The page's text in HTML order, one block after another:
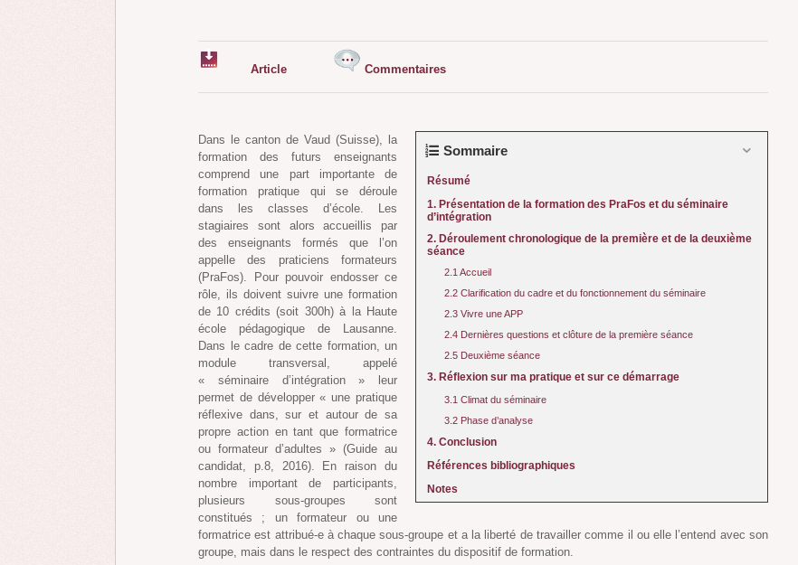
Article Commentaires
Sommaire
Résumé
1. Présentation de la formation des PraFos et du séminaire
d’intégration
2. Déroulement chronologique de la première et de la deuxième
séance
2.1 Accueil
2.2 Clarification du cadre et du fonctionnement du séminaire
2.3 Vivre une APP
2.4 Dernières questions et clôture de la première séance
2.5 Deuxième séance
3. Réflexion sur ma pratique et sur ce démarrage
3.1 Climat du séminaire
3.2 Phase d’analyse
4. Conclusion
Références bibliographiques
Notes
Dans le canton de Vaud (Suisse), la
formation des futurs enseignants
comprend une part importante de
formation pratique qui se déroule
dans les classes d’école. Les
stagiaires sont alors accueillis par
des enseignants formés que l’on
appelle des praticiens formateurs
(PraFos). Pour pouvoir endosser ce
rôle, ils doivent suivre une formation
de 10 crédits (soit 300h) à la Haute
école pédagogique de Lausanne.
Dans le cadre de cette formation, un
module transversal, appelé
« séminaire d’intégration » leur
permet de développer « une pratique
réflexive dans, sur et autour de sa
propre action en tant que formatrice
ou formateur d’adultes » (Guide au
candidat, p.8, 2016). En raison du
nombre important de participants,
plusieurs sous-groupes sont
constitués ; un formateur ou une
formatrice est attribué-e à chaque sous-groupe et a la liberté de travailler comme il ou elle l’entend avec son
groupe, mais dans le respect des contraintes du dispositif de formation.